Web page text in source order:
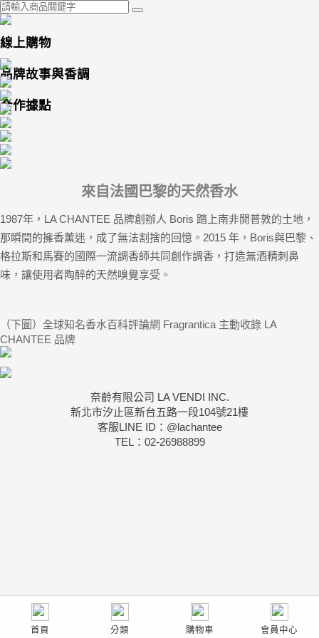
線上購物
品牌故事與香調
合作據點
來自法國巴黎的天然香水
1987年，LA CHANTEE 品牌創辦人 Boris 踏上南非開普敦的土地，
那瞬間的擁香薰迷，成了無法割捨的回憶。2015 年，Boris與巴黎、
格拉斯和馬賽的國際一流調香師共同創作調香，打造無酒精刺鼻
味，讓使用者陶醉的天然嗅覺享受。
（下圖）全球知名香水百科評論網 Fragrantica 主動收錄 LA
CHANTEE 品牌
奈齡有限公司 LA VENDI INC.
新北市汐止區新台五路一段104號21樓
客服LINE ID：@lachantee
TEL：02-26988899
首頁 分類 購物車 會員中心